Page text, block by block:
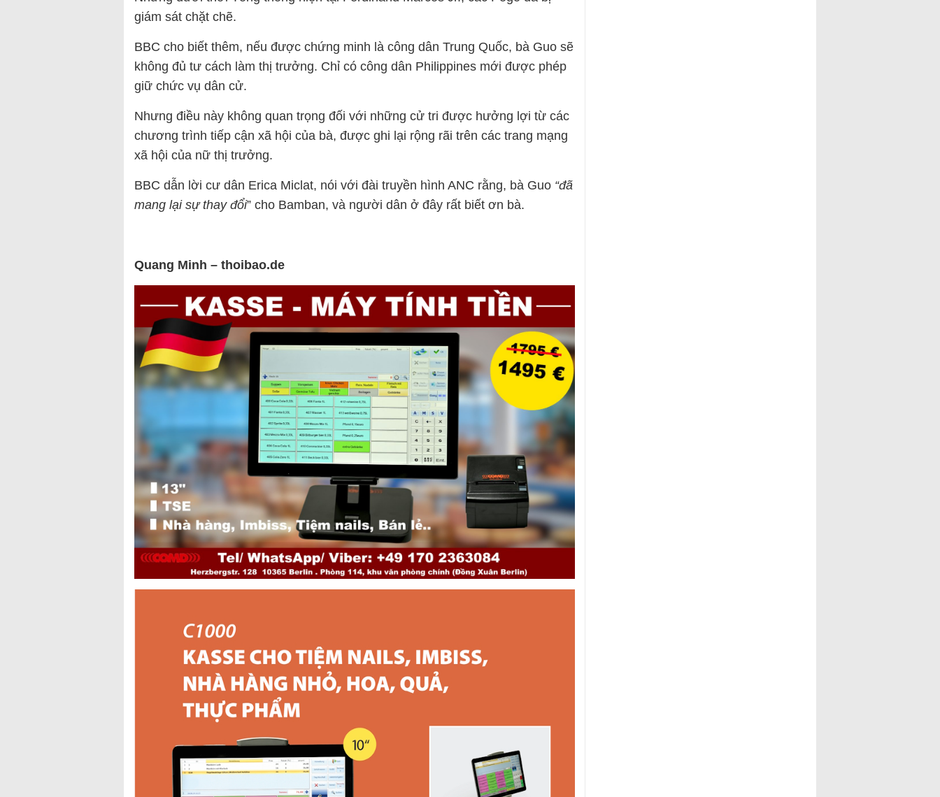
giám sát chặt chẽ.
BBC cho biết thêm, nếu được chứng minh là công dân Trung Quốc, bà Guo sẽ
không đủ tư cách làm thị trưởng. Chỉ có công dân Philippines mới được phép
giữ chức vụ dân cử.
Nhưng điều này không quan trọng đối với những cử tri được hưởng lợi từ các
chương trình tiếp cận xã hội của bà, được ghi lại rộng rãi trên các trang mạng
xã hội của nữ thị trưởng.
BBC dẫn lời cư dân Erica Miclat, nói với đài truyền hình ANC rằng, bà Guo “đã
mang lại sự thay đổi” cho Bamban, và người dân ở đây rất biết ơn bà.
Quang Minh – thoibao.de